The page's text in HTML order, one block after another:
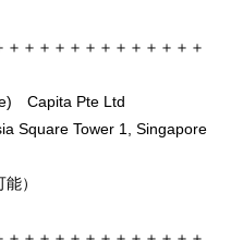
＋＋＋＋＋＋＋＋＋＋＋＋
Capita Pte Ltd
Square Tower 1, Singapore
）